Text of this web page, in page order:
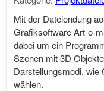
Mit der Dateiendung
Grafiksoftware Art-o-
dabei um ein
Szenen mit 3D
Darstellungsmodi, wie
wählen.